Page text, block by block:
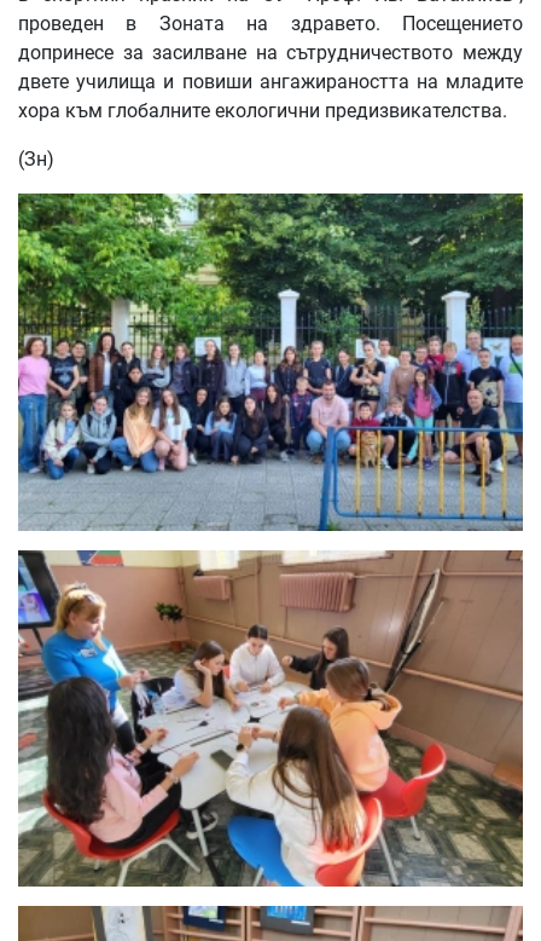
проведен в Зоната на здравето. Посещението
допринесе за засилване на сътрудничеството между
двете училища и повиши ангажираността на младите
хора към глобалните екологични предизвикателства.
(Зн)